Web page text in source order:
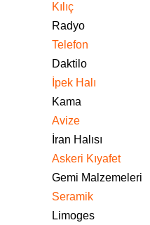
Kılıç
Radyo
Telefon
Daktilo
İpek Halı
Kama
Avize
İran Halısı
Askeri Kıyafet
Gemi Malzemeleri
Seramik
Limoges